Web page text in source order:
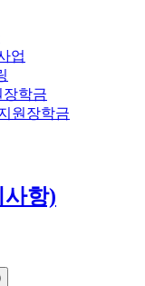
업
학금
원장학금
항)